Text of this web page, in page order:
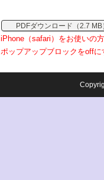
PDFダウンロード（2.7 MB
iPhone（safari）をお使いの
ポップアップブロックをoffに